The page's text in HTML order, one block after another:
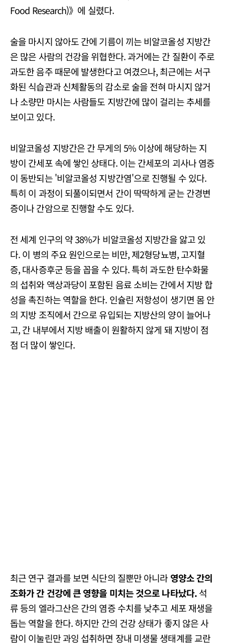
Food Research)》에 실렸다.
술을 마시지 않아도 간에 기름이 끼는 비알코올성 지방간
은 많은 사람의 건강을 위협한다. 과거에는 간 질환이 주로
과도한 음주 때문에 발생한다고 여겼으나, 최근에는 서구
화된 식습관과 신체활동의 감소로 술을 전혀 마시지 않거
나 소량만 마시는 사람들도 지방간에 많이 걸리는 추세를
보이고 있다.
비알코올성 지방간은 간 무게의 5% 이상에 해당하는 지
방이 간세포 속에 쌓인 상태다. 이는 간세포의 괴사나 염증
이 동반되는 '비알코올성 지방간염'으로 진행될 수 있다.
특히 이 과정이 되풀이되면서 간이 딱딱하게 굳는 간경변
증이나 간암으로 진행할 수도 있다.
전 세계 인구의 약 38%가 비알코올성 지방간을 앓고 있
다. 이 병의 주요 원인으로는 비만, 제2형당뇨병, 고지혈
증, 대사증후군 등을 꼽을 수 있다. 특히 과도한 탄수화물
의 섭취와 액상과당이 포함된 음료 소비는 간에서 지방 합
성을 촉진하는 역할을 한다. 인슐린 저항성이 생기면 몸 안
의 지방 조직에서 간으로 유입되는 지방산의 양이 늘어나
고, 간 내부에서 지방 배출이 원활하지 않게 돼 지방이 점
점 더 많이 쌓인다.
최근 연구 결과를 보면 식단의 질뿐만 아니라 영양소 간의
조화가 간 건강에 큰 영향을 미치는 것으로 나타났다.석
류 등의 엘라그산은 간의 염증 수치를 낮추고 세포 재생을
돕는 역할을 한다. 하지만 간의 건강 상태가 좋지 않은 사
람이 이눌린만 과잉 섭취하면 장내 미생물 생태계를 교란